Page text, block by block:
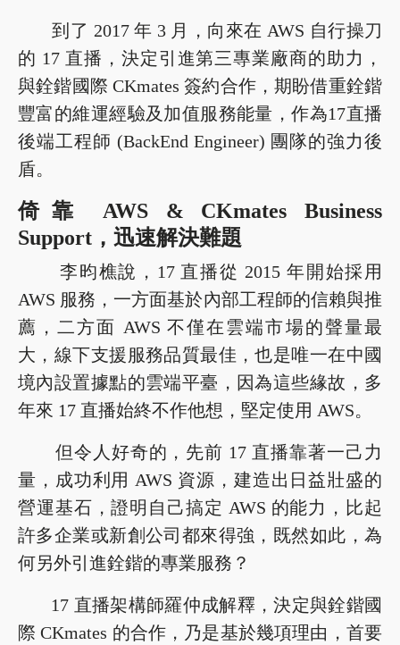
到了 2017 年 3 月，向來在 AWS 自行操刀
的 17 直播，決定引進第三專業廠商的助力，
與銓鍇國際 CKmates 簽約合作，期盼借重銓鍇
豐富的維運經驗及加值服務能量，作為17直播
後端工程師 (BackEnd Engineer) 團隊的強力後
盾。
倚靠 AWS & CKmates Business
Support，迅速解決難題
李昀樵說，17 直播從 2015 年開始採用
AWS 服務，一方面基於內部工程師的信賴與推
薦，二方面 AWS 不僅在雲端市場的聲量最
大，線下支援服務品質最佳，也是唯一在中國
境內設置據點的雲端平臺，因為這些緣故，多
年來 17 直播始終不作他想，堅定使用 AWS。
但令人好奇的，先前 17 直播靠著一己力
量，成功利用 AWS 資源，建造出日益壯盛的
營運基石，證明自己搞定 AWS 的能力，比起
許多企業或新創公司都來得強，既然如此，為
何另外引進銓鍇的專業服務？
17 直播架構師羅仲成解釋，決定與銓鍇國
際 CKmates 的合作，乃是基於幾項理由，首要